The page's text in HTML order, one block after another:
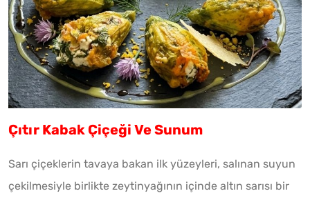
Çıtır Kabak Çiçeği Ve Sunum
Sarı çiçeklerin tavaya bakan ilk yüzeyleri, salınan suyun
çekilmesiyle birlikte zeytinyağının içinde altın sarısı bir